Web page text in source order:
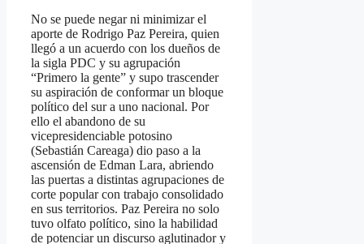
No se puede negar ni minimizar el
aporte de Rodrigo Paz Pereira, quien
llegó a un acuerdo con los dueños de
la sigla PDC y su agrupación
“Primero la gente” y supo trascender
su aspiración de conformar un bloque
político del sur a uno nacional. Por
ello el abandono de su
vicepresidenciable potosino
(Sebastián Careaga) dio paso a la
ascensión de Edman Lara, abriendo
las puertas a distintas agrupaciones de
corte popular con trabajo consolidado
en sus territorios. Paz Pereira no solo
tuvo olfato político, sino la habilidad
de potenciar un discurso aglutinador y